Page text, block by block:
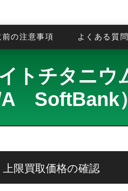
前の注意事項 よくある質
トチタニウ
A SoftBank
上限買取価格の確認